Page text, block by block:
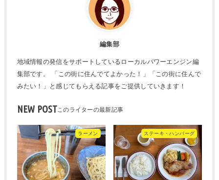
編集部
地域情報の発信をサポートしているローカルパワーエンジン編
集部です。 「この街に住んでてよかった！」「この街に住んで
みたい！」と感じてもらえる記事をご提供していきます！
NEW POST
ラーメン ステーキ・ハンバーグ